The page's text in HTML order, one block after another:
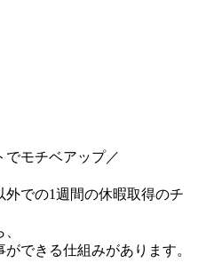
でモチベアップ／
での1週間の休暇取得のチ
できる仕組みがあります。